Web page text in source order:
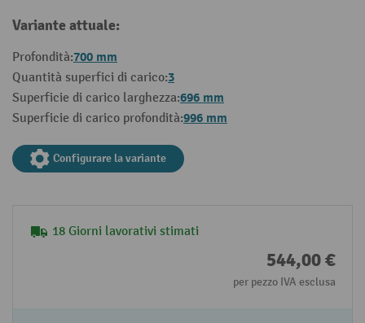
Variante attuale:
Profondità:700 mm
Quantità superfici di carico:3
Superficie di carico larghezza:696 mm
Superficie di carico profondità:996 mm
Configurare la variante
18 Giorni lavorativi stimati
544,00 €
per pezzo IVA esclusa